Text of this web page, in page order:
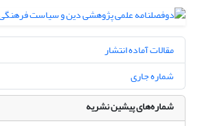
مقالات آماده انتشار
شماره جاری
شماره‌های پیشین نشریه